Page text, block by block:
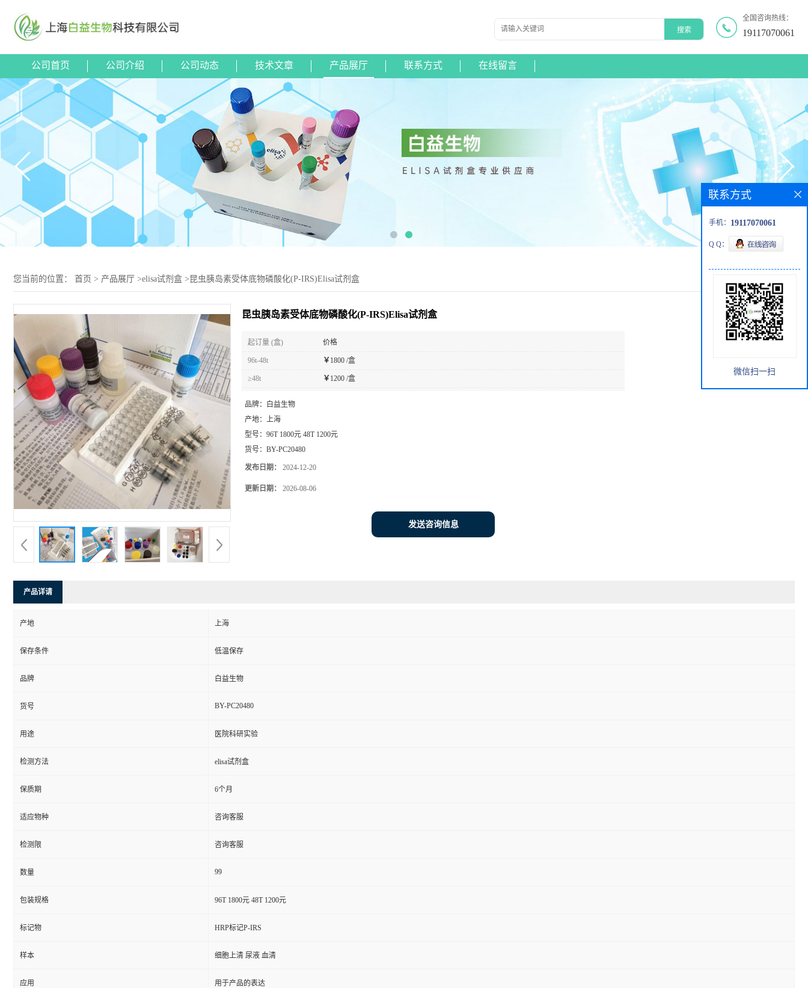
全国咨询热线：
19117070061
公司首页 公司介绍 公司动态 技术文章 产品展厅 联系方式 在线留言
您当前的位置： 首页 > 产品展厅 >elisa试剂盒 > 昆虫胰岛素受体底物磷酸化(P-IRS)Elisa试剂盒
昆虫胰岛素受体底物磷酸化(P-IRS)Elisa试剂盒
起订量 (盒) 价格
96t-48t ￥ 1800 /盒
≥48t ￥ 1200 /盒
品牌：
白益生物
产地： 上海
型号： 96T 1800元 48T 1200元
货号： BY-PC20480
发布日期： 2024-12-20
更新日期： 2026-08-06
发送咨询信息
产品详请
产地 上海
保存条件 低温保存
品牌 白益生物
货号 BY-PC20480
用途 医院科研实验
检测方法 elisa试剂盒
保质期 6个月
适应物种 咨询客服
检测限 咨询客服
数量 99
包装规格 96T 1800元 48T 1200元
标记物 HRP标记P-IRS
样本 细胞上清 尿液 血清
应用 用于产品的表达
联系方式
手机： 19117070061
Q Q：
微信扫一扫